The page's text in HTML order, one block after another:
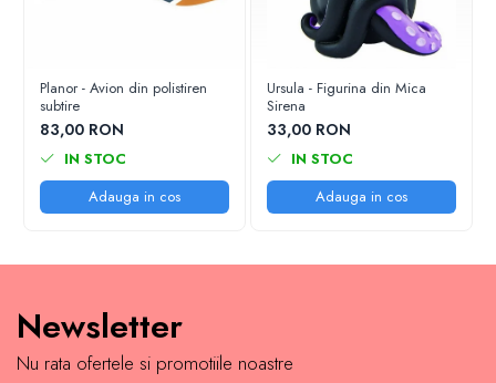
Planor - Avion din polistiren
subtire
83,00 RON
IN STOC
Adauga in cos
Ursula - Figurina din Mica
Sirena
33,00 RON
IN STOC
Adauga in cos
Newsletter
Nu rata ofertele si promotiile noastre